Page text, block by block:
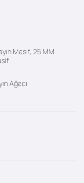
Masif, 25 MM
Ağacı